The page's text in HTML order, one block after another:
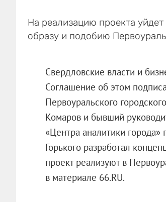
На реализацию проекта
образу и подобию
Свердловские власти и
Соглашение об этом
Первоуральского
Комаров и бывший
«Центра аналитики
Горького разработал
проект реализуют в
в материале 66.RU.